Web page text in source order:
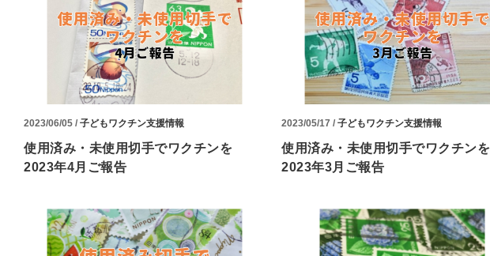
2023/06/05 / 子どもワクチン支援情報
使用済み・未使用切手でワクチンを
2023年4月ご報告
2023/05/17 / 子どもワクチン支援情報
使用済み・未使用切手でワクチンを
2023年3月ご報告